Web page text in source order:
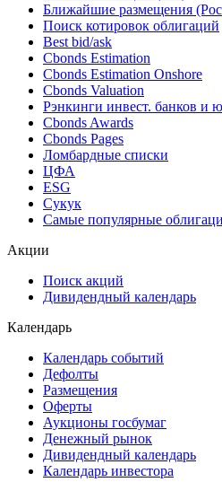
Ближайшие размещения
Поиск котировок облигаций
Best bid/ask
Cbonds Estimation
Cbonds Estimation Onshore
Cbonds Valuation
Рэнкинги инвест. банков и
Cbonds Awards
Cbonds Pages
Ломбардные списки
ЦФА
ESG
Сукук
Самые популярные
Акции
Поиск акций
Дивидендный календарь
Календарь
Календарь событий
Дефолты
Размещения
Оферты
Аукционы госбумаг
Денежный рынок
Дивидендный календарь
Календарь инвестора